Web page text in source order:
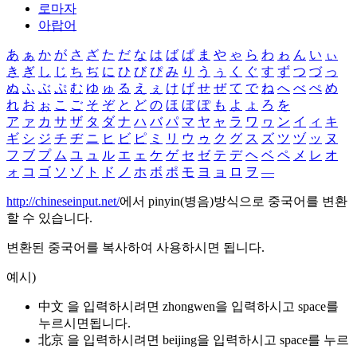
로마자
아랍어
あ ぁ か が さ ざ た だ な は ば ぱ ま や ゃ ら わ ゎ ん い ぃ
き ぎ し じ ち ぢ に ひ び ぴ み り う ぅ く ぐ す ず つ づ っ
ぬ ふ ぶ ぷ む ゆ ゅ る え ぇ け げ せ ぜ て で ね へ べ ぺ め
れ お ぉ こ ご そ ぞ と ど の ほ ぼ ぽ も よ ょ ろ を
ア ァ カ サ ザ タ ダ ナ ハ バ パ マ ヤ ャ ラ ワ ヮ ン イ ィ キ
ギ シ ジ チ ヂ ニ ヒ ビ ピ ミ リ ウ ゥ ク グ ス ズ ツ ヅ ッ ヌ
フ ブ プ ム ユ ュ ル エ ェ ケ ゲ セ ゼ テ デ ヘ ベ ペ メ レ オ
ォ コ ゴ ソ ゾ ト ド ノ ホ ボ ポ モ ヨ ョ ロ ヲ ―
http://chineseinput.net/에서 pinyin(병음)방식으로 중국어를 변환
할 수 있습니다.
변환된 중국어를 복사하여 사용하시면 됩니다.
예시)
中文 을 입력하시려면 zhongwen을 입력하시고 space를
누르시면됩니다.
北京 을 입력하시려면 beijing을 입력하시고 space를 누르